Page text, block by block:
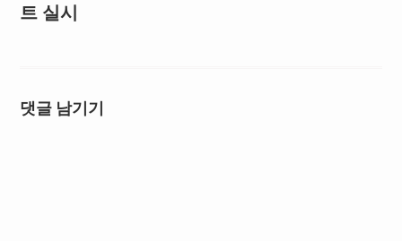
트 실시
댓글 남기기